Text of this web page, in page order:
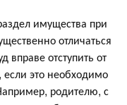
имущества при
отличаться
вправе отступить от
если это необходимо
родителю, с